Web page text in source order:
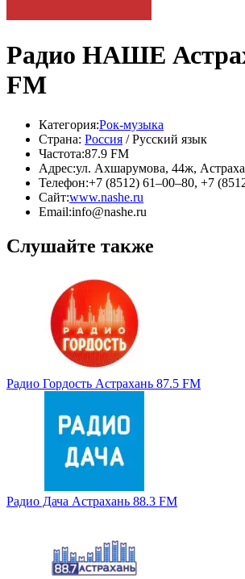
Радио НАШЕ
FM
Категория:Рок-музыка
Страна: Россия / Русский язык
Частота:87.9 FM
Адрес:ул. Ахшарумова, 44ж,
Телефон:+7 (8512) 61–00–80, +7
Сайт:www.nashe.ru
Email:info@nashe.ru
Слушайте также
Радио Гордость Астрахань 87.5 FM
Радио Дача Астрахань 88.3 FM